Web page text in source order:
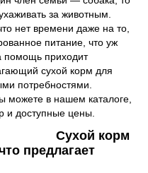
за животным.
нет времени даже на то,
питание, что уж
помощь приходит
сухой корм для
потребностями.
можете в нашем каталоге,
и доступные цены.
Сухой корм
предлагает